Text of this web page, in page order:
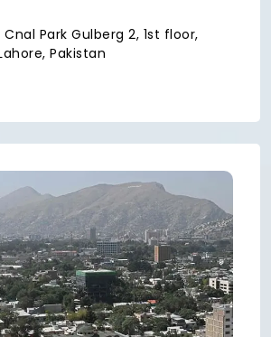
Cnal Park Gulberg 2, 1st floor,
Pakistan